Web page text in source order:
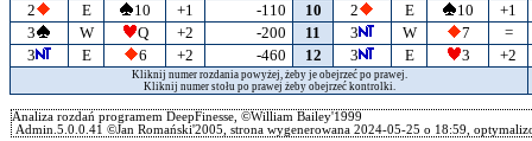
2
E 10 +1 -110 10 2 E 10
+1
3
W Q +2 -200 11 3 W 7
=
3
E 6 +2 -460 12 3 E 3 +2
Kliknij numer rozdania powyżej, żeby je obejrzeć po prawej.
Kliknij numer stołu po prawej żeby obejrzeć kontrolki.
Analiza rozdań programem DeepFinesse, ©William Bailey'1999
Admin.5.0.0.41 ©Jan Romański'2005, strona wygenerowana 2024-05-25 o 18:59,